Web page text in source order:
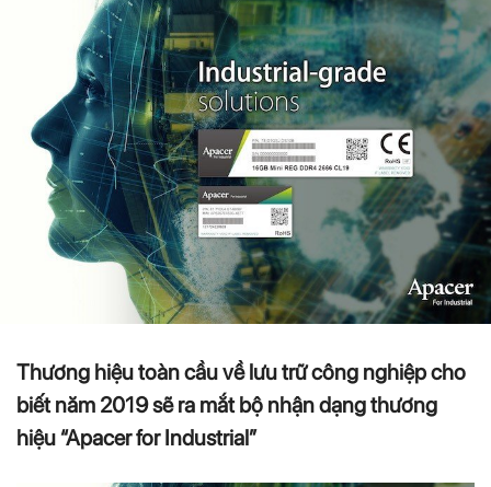
Thương hiệu toàn cầu về lưu trữ công nghiệp cho
biết năm 2019 sẽ ra mắt bộ nhận dạng thương
hiệu “Apacer for Industrial”